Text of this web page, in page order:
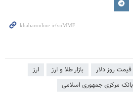
قیمت روز دلار بازار طلا و ارز
ارز
بانک مرکزی جمهوری اسلامی